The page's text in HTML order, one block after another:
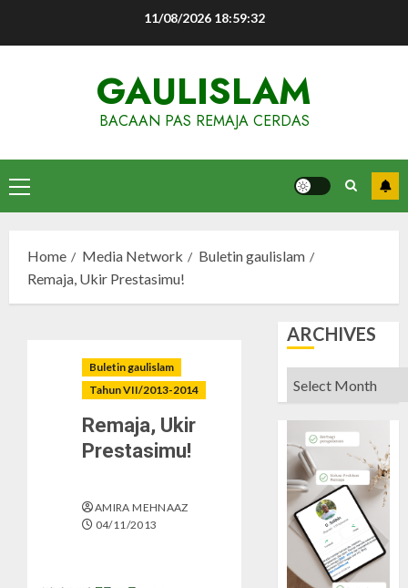
11/08/2026 18:59:33
GAULISLAM
BACAAN PAS REMAJA CERDAS
Primary
Menu
Home Media Network
Buletin gaulislam
Remaja, Ukir Prestasimu!
Buletin gaulislam
Tahun VII/2013-2014
Remaja, Ukir
Prestasimu!
AMIRA MEHNAAZ
04/11/2013
ARCHIVES
Archives